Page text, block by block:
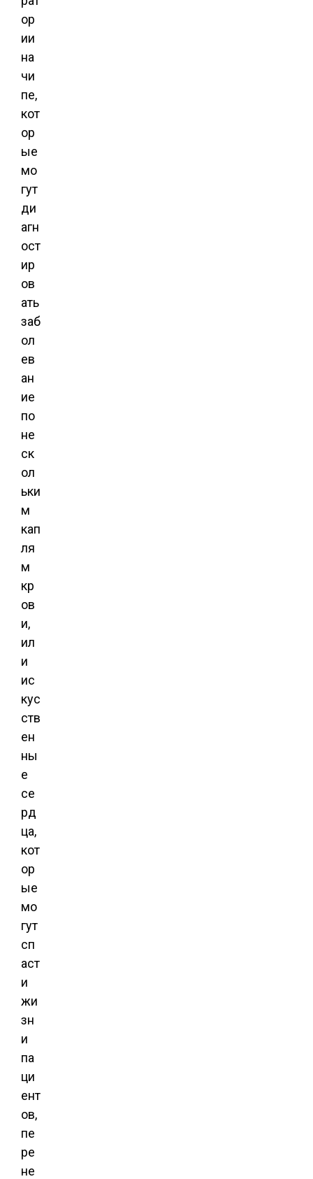
ор
ии
на
чи
пе,
кот
ор
ые
мо
гут
ди
агн
ост
ир
ов
ать
заб
ол
ев
ан
ие
по
не
ск
ол
ьки
м
кап
ля
м
кр
ов
и,
ил
и
ис
кус
ств
ен
ны
е
се
рд
ца,
кот
ор
ые
мо
гут
сп
аст
и
жи
зн
и
па
ци
ент
ов,
пе
ре
не